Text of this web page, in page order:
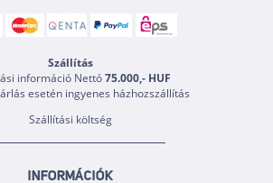
Szállítás
információ Nettó75.000,- HUF
esetén ingyenes házhozszállítás
Szállítási költség
INFORMÁCIÓK